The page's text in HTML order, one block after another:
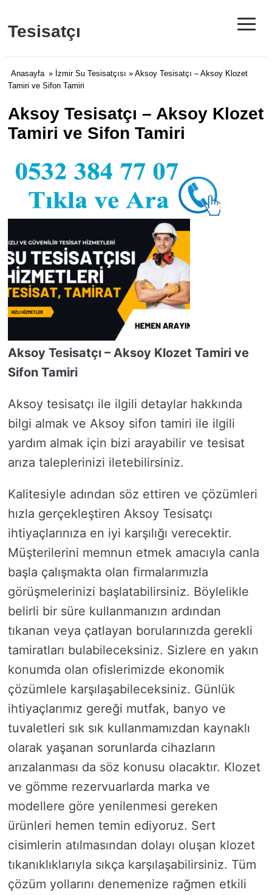
Tesisatçı ≡
Anasayfa » İzmir Su Tesisatçısı » Aksoy Tesisatçı – Aksoy Klozet
Tamiri ve Sifon Tamiri
Aksoy Tesisatçı – Aksoy Klozet
Tamiri ve Sifon Tamiri
Aksoy Tesisatçı – Aksoy Klozet Tamiri ve
Sifon Tamiri
Aksoy tesisatçı ile ilgili detaylar hakkında
bilgi almak ve Aksoy sifon tamiri ile ilgili
yardım almak için bizi arayabilir ve tesisat
arıza taleplerinizi iletebilirsiniz.
Kalitesiyle adından söz ettiren ve çözümleri
hızla gerçekleştiren Aksoy Tesisatçı
ihtiyaçlarınıza en iyi karşılığı verecektir.
Müşterilerini memnun etmek amacıyla canla
başla çalışmakta olan firmalarımızla
görüşmelerinizi başlatabilirsiniz. Böylelikle
belirli bir süre kullanmanızın ardından
tıkanan veya çatlayan borularınızda gerekli
tamiratları bulabileceksiniz. Sizlere en yakın
konumda olan ofislerimizde ekonomik
çözümlele karşılaşabileceksiniz. Günlük
ihtiyaçlarımız gereği mutfak, banyo ve
tuvaletleri sık sık kullanmamızdan kaynaklı
olarak yaşanan sorunlarda cihazların
arızalanması da söz konusu olacaktır. Klozet
ve gömme rezervuarlarda marka ve
modellere göre yenilenmesi gereken
ürünleri hemen temin ediyoruz. Sert
cisimlerin atılmasından dolayı oluşan klozet
tıkanıklıklarıyla sıkça karşılaşabilirsiniz. Tüm
çözüm yollarını denemenize rağmen etkili